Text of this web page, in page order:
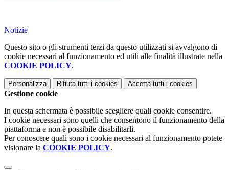
Notizie
Questo sito o gli strumenti terzi da questo utilizzati si avvalgono di
cookie necessari al funzionamento ed utili alle finalità illustrate nella
COOKIE POLICY.
Personalizza Rifiuta tutti i cookies Accetta tutti i cookies
Gestione cookie
In questa schermata è possibile scegliere quali cookie consentire.
I cookie necessari sono quelli che consentono il funzionamento della
piattaforma e non è possibile disabilitarli.
Per conoscere quali sono i cookie necessari al funzionamento potete
visionare la COOKIE POLICY.